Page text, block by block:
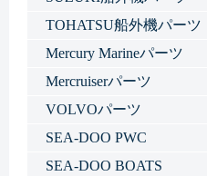
TOHATSU船外機パーツ
Mercury Marineパーツ
Mercruiserパーツ
VOLVOパーツ
SEA-DOO PWC
SEA-DOO BOATS